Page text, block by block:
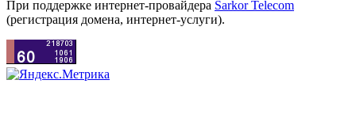
При поддержке интернет-провайдера Sarkor Telecom
(регистрация домена, интернет-услуги).